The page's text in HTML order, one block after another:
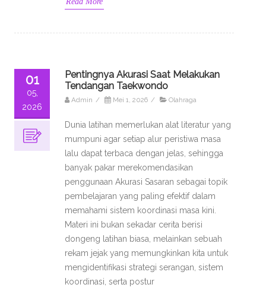
01
05,
2026
Pentingnya Akurasi Saat Melakukan
Tendangan Taekwondo
Admin / Mei 1, 2026 / Olahraga
Dunia latihan memerlukan alat literatur yang
mumpuni agar setiap alur peristiwa masa
lalu dapat terbaca dengan jelas, sehingga
banyak pakar merekomendasikan
penggunaan Akurasi Sasaran sebagai topik
pembelajaran yang paling efektif dalam
memahami sistem koordinasi masa kini.
Materi ini bukan sekadar cerita berisi
dongeng latihan biasa, melainkan sebuah
rekam jejak yang memungkinkan kita untuk
mengidentifikasi strategi serangan, sistem
koordinasi, serta postur